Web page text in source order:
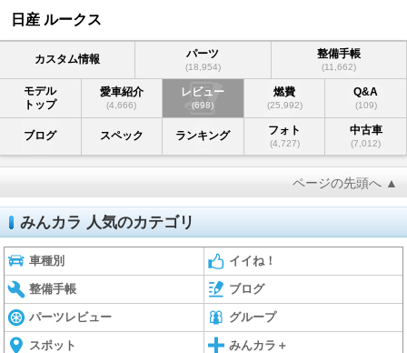
日産 ルークス
カスタム情報 パーツ
(18,954)
整備手帳
(11,662)
モデル
トップ
愛車紹介
(4,666)
レビュー
(698)
燃費
(25,992)
Q&A
(109)
ブログ スペック ランキング フォト
(4,727)
中古車
(7,012)
ページの先頭へ ▲
みんカラ 人気のカテゴリ
車種別 イイね！
整備手帳 ブログ
パーツレビュー グループ
スポット みんカラ＋